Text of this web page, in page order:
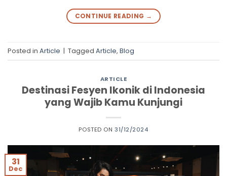
CONTINUE READING →
Posted in Article | Tagged Article, Blog
ARTICLE
Destinasi Fesyen Ikonik di Indonesia
yang Wajib Kamu Kunjungi
POSTED ON 31/12/2024
31
Dec